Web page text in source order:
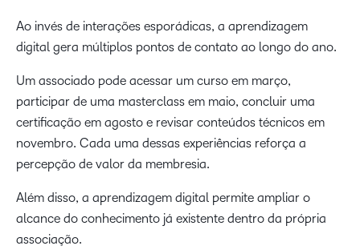
Ao invés de interações esporádicas, a aprendizagem
digital gera múltiplos pontos de contato ao longo do ano.
Um associado pode acessar um curso em março,
participar de uma masterclass em maio, concluir uma
certificação em agosto e revisar conteúdos técnicos em
novembro. Cada uma dessas experiências reforça a
percepção de valor da membresia.
Além disso, a aprendizagem digital permite ampliar o
alcance do conhecimento já existente dentro da própria
associação.